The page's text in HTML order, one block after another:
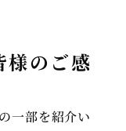
様のご感
一部を紹介い